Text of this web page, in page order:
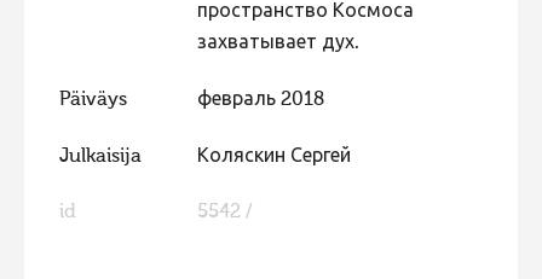
пространство Космоса
захватывает дух.
Päiväys февраль 2018
Julkaisija Коляскин Сергей
id 5542 /